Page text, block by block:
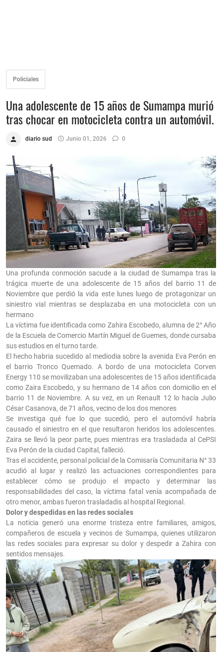
Policiales
Una adolescente de 15 años de Sumampa murió
tras chocar en motocicleta contra un automóvil.
diario sud Junio 01, 2026 0
Una profunda conmoción sacude a la ciudad de Sumampa tras la
trágica muerte de una adolescente de 15 años del barrio 11 de
Noviembre que perdió la vida este lunes luego de protagonizar un
siniestro vial mientras se desplazaba en una motocicleta con un
hermano
La víctima fue identificada como Zahira Escobedo, alumna de 2° Año
de la Escuela de Comercio Martín Miguel de Guemes, donde cursaba
sus estudios en el turno tarde.
El hecho habria sucedido al mediodia sobre la avenida Eva Perón en
el barrio Tronco Quemado. A bordo de una motocicleta Corven
Energy 110 se movilizaban una adolescentes de 15 años identificada
como Zaira Escobedo, y su hermano de 14 años con domicilio en el
barrio 11 de Noviembre. A su vez, en un Renault 12 lo hacía Julio
César Casanova, de 71 años, vecino de los dos menores
Se investiga qué fue lo que sucedió, pero el automóvil habría
causado el siniestro en el que resultaron heridos los adolescentes.
Zaira se llevó la peor parte, pues mientras era trasladada al CePSI
Eva Perón de la ciudad Capital, falleció.
Tras el accidente, personal policial de la Comisaría Comunitaria N° 33
acudió al lugar y realizó las actuaciones correspondientes para
establecer cómo se produjo el impacto y determinar las
responsabilidades del caso, la víctima fatal venía acompañada de
otro menor, ambas fueron trasladadis al hospital Regional.
Dolor y despedidas en las redes sociales
La noticia generó una enorme tristeza entre familiares, amigos,
compañeros de escuela y vecinos de Sumampa, quienes utilizaron
las redes sociales para expresar su dolor y despedir a Zahira con
sentidos mensajes.